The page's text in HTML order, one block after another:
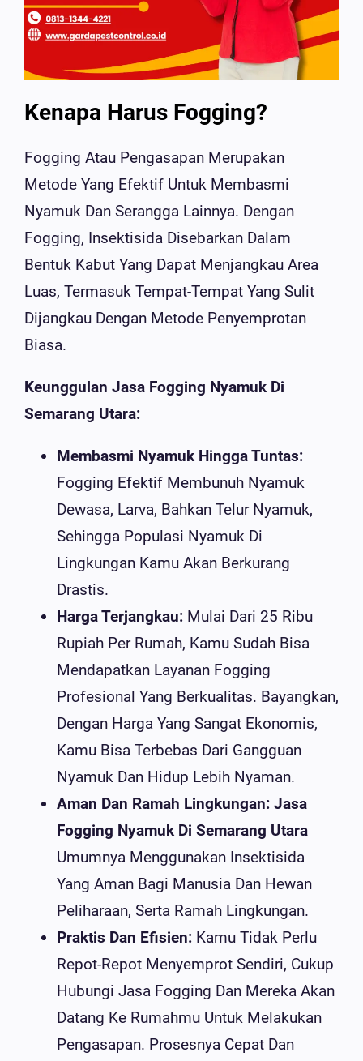
Kenapa Harus Fogging?
Fogging Atau Pengasapan Merupakan
Metode Yang Efektif Untuk Membasmi
Nyamuk Dan Serangga Lainnya. Dengan
Fogging, Insektisida Disebarkan Dalam
Bentuk Kabut Yang Dapat Menjangkau Area
Luas, Termasuk Tempat-Tempat Yang Sulit
Dijangkau Dengan Metode Penyemprotan
Biasa.
Keunggulan Jasa Fogging Nyamuk Di
Semarang Utara:
Membasmi Nyamuk Hingga Tuntas:
Fogging Efektif Membunuh Nyamuk
Dewasa, Larva, Bahkan Telur Nyamuk,
Sehingga Populasi Nyamuk Di
Lingkungan Kamu Akan Berkurang
Drastis.
Harga Terjangkau: Mulai Dari 25 Ribu
Rupiah Per Rumah, Kamu Sudah Bisa
Mendapatkan Layanan Fogging
Profesional Yang Berkualitas. Bayangkan,
Dengan Harga Yang Sangat Ekonomis,
Kamu Bisa Terbebas Dari Gangguan
Nyamuk Dan Hidup Lebih Nyaman.
Aman Dan Ramah Lingkungan: Jasa
Fogging Nyamuk Di Semarang Utara
Umumnya Menggunakan Insektisida
Yang Aman Bagi Manusia Dan Hewan
Peliharaan, Serta Ramah Lingkungan.
Praktis Dan Efisien: Kamu Tidak Perlu
Repot-Repot Menyemprot Sendiri, Cukup
Hubungi Jasa Fogging Dan Mereka Akan
Datang Ke Rumahmu Untuk Melakukan
Pengasapan. Prosesnya Cepat Dan